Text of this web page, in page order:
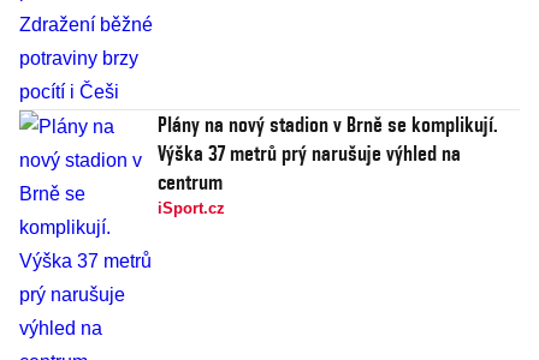
Plány na nový stadion v Brně se komplikují.
Výška 37 metrů prý narušuje výhled na
centrum
iSport.cz